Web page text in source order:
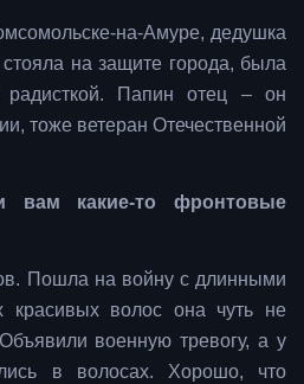
на-Амуре, дедушка
на защите города, была
радисткой. Папин отец – он
тоже ветеран Отечественной
вам какие-то фронтовые
Пошла на войну с длинными
красивых волос она чуть не
военную тревогу, а у
в волосах. Хорошо, что